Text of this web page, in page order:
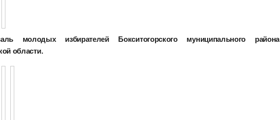
молодых избирателей Бокситогорского муниципального района
области.